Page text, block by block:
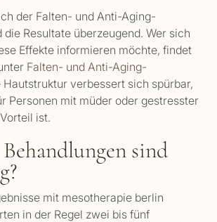
der Falten- und Anti-Aging-
die Resultate überzeugend. Wer sich
Effekte informieren möchte, findet
Falten- und Anti-Aging-
Hautstruktur verbessert sich spürbar,
Personen mit müder oder gestresster
ist.
sind
mit mesotherapie berlin
in der Regel zwei bis fünf